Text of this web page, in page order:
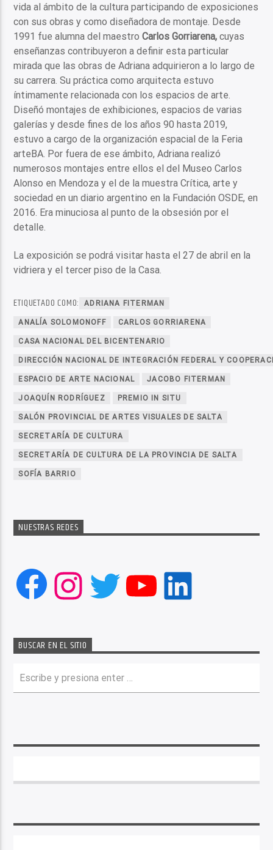
vida al ámbito de la cultura participando de exposiciones
con sus obras y como diseñadora de montaje. Desde
1991 fue alumna del maestroCarlos Gorriarena, cuyas
enseñanzas contribuyeron a definir esta particular
mirada que las obras de Adriana adquirieron a lo largo de
su carrera. Su práctica como arquitecta estuvo
íntimamente relacionada con los espacios de arte.
Diseñó montajes de exhibiciones, espacios de varias
galerías y desde fines de los años 90 hasta 2019,
estuvo a cargo de la organización espacial de la Feria
arteBA. Por fuera de ese ámbito, Adriana realizó
numerosos montajes entre ellos el del Museo Carlos
Alonso en Mendoza y el de la muestra Crítica, arte y
sociedad en un diario argentino en la Fundación OSDE, en
2016. Era minuciosa al punto de la obsesión por el
detalle.
La exposición se podrá visitar hasta el 27 de abril en la
vidriera y el tercer piso de la Casa.
ETIQUETADO COMO: ADRIANA FITERMAN
ANALÍA SOLOMONOFF CARLOS GORRIARENA
CASA NACIONAL DEL BICENTENARIO
DIRECCIÓN NACIONAL DE INTEGRACIÓN FEDERAL Y
ESPACIO DE ARTE NACIONAL JACOBO FITERMAN
JOAQUÍN RODRÍGUEZ PREMIO IN SITU
SALÓN PROVINCIAL DE ARTES VISUALES DE SALTA
SECRETARÍA DE CULTURA
SECRETARÍA DE CULTURA DE LA PROVINCIA DE SALTA
SOFÍA BARRIO
NUESTRAS REDES
Facebook
Instagram
Twitter
YouTube
LinkedIn
BUSCAR EN EL SITIO